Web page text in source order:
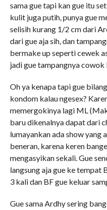
sama gue tapi kan gue itu
kulit juga putih, punya gue
selisih kurang 1/2 cm dari
dari gue aja sih, dan
bermake up seperti cewek
jadi gue tampangnya cowok
Oh ya kenapa tapi gue
kondom kalau ngesex?
memergokinya lagi ML
baru dikenalnya dapat dari
lumayankan ada show yang
beneran, karena keren
mengasyikan sekali. Gue
langsung aja gue ke tempat
3 kali dan BF gue keluar
Gue sama Ardhy sering